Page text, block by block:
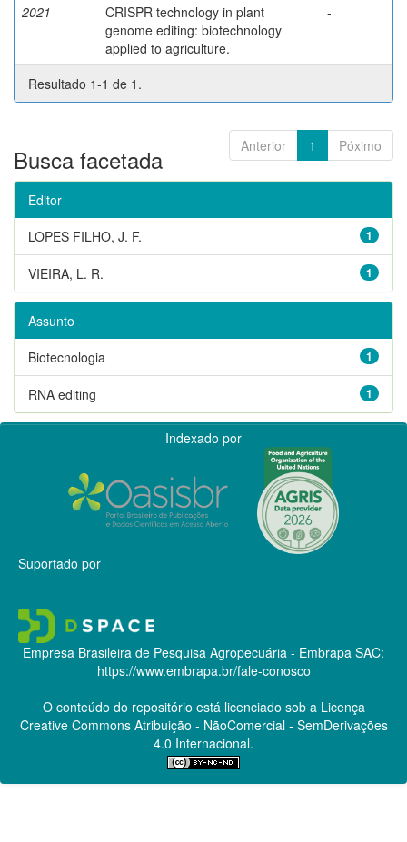
2021
CRISPR technology in plant
genome editing: biotechnology
applied to agriculture.
-
Resultado 1-1 de 1.
Anterior 1 Póximo
Busca facetada
Editor
1
LOPES FILHO, J. F.
1
VIEIRA, L. R.
Assunto
1
Biotecnologia
1
RNA editing
Indexado por
Suportado por
Empresa Brasileira de Pesquisa Agropecuária - Embrapa SAC:
https://www.embrapa.br/fale-conosco
O conteúdo do repositório está licenciado sob a Licença
Creative CommonsAtribuição - NãoComercial - SemDerivações
4.0 Internacional.